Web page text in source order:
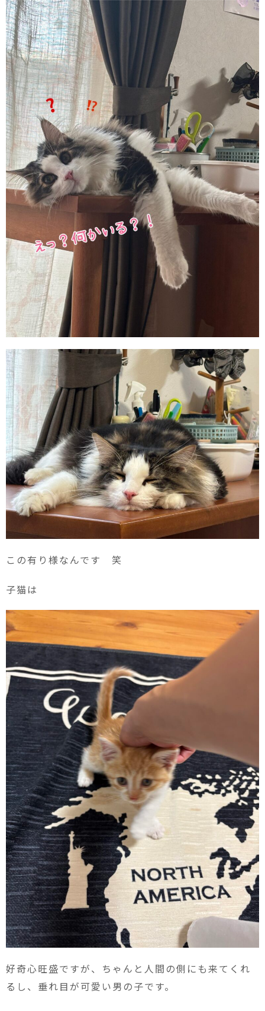
この有り様なんです 笑
子猫は
好奇心旺盛ですが、ちゃんと人間の側にも来てくれ
るし、垂れ目が可愛い男の子です。